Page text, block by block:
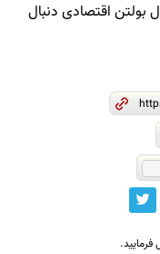
بولتن اقتصادی دنبال